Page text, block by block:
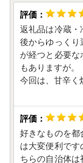
返礼品は冷蔵・
後からゆっくり
が経つと必要な
もありますが。
今回は、甘辛く
好きなものを都
は大変便利です
ちらの自治体